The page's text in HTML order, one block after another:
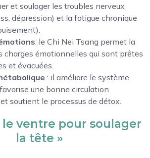
et soulager les troubles nerveux
dépression) et la fatigue chronique
: le Chi Nei Tsang permet la
charges émotionnelles qui sont prêtes
et évacuées.
: il améliore le système
une bonne circulation
soutient le processus de détox.
le ventre pour soulager
la tête »